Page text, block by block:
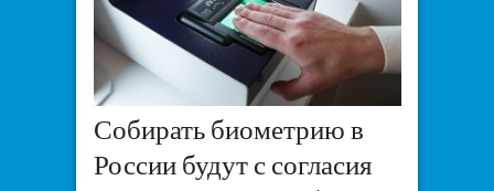
Собирать биометрию в
России будут с согласия